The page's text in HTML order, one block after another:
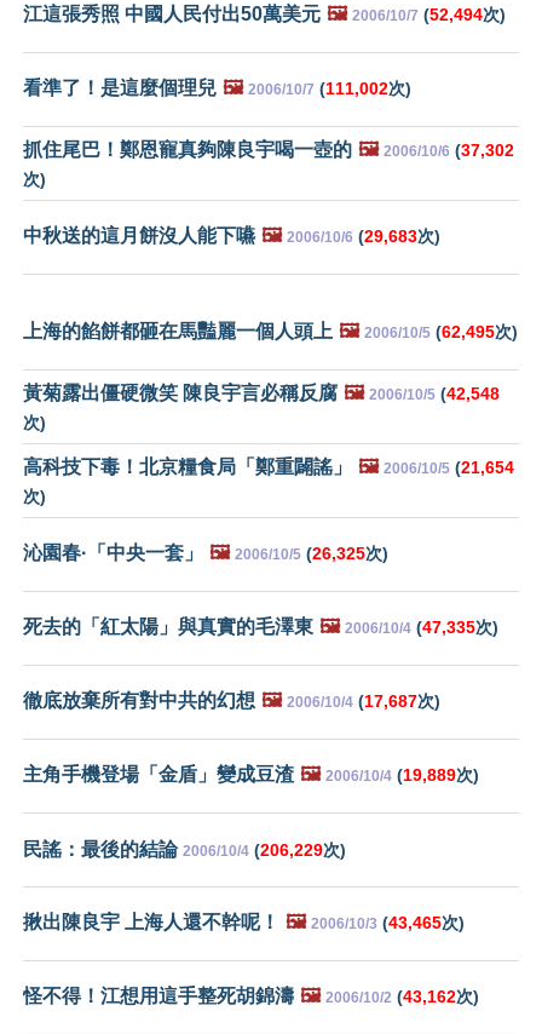
江這張秀照 中國人民付出50萬美元 🖼️ 2006/10/7 (52,494次)
看準了！是這麼個理兒 🖼️ 2006/10/7 (111,002次)
抓住尾巴！鄭恩寵真夠陳良宇喝一壺的 🖼️ 2006/10/6 (37,302
次)
中秋送的這月餅沒人能下嚥 🖼️ 2006/10/6 (29,683次)
上海的餡餅都砸在馬豔麗一個人頭上 🖼️ 2006/10/5 (62,495次)
黃菊露出僵硬微笑 陳良宇言必稱反腐 🖼️ 2006/10/5 (42,548
次)
高科技下毒！北京糧食局「鄭重闢謠」 🖼️ 2006/10/5 (21,654
次)
沁園春·「中央一套」 🖼️ 2006/10/5 (26,325次)
死去的「紅太陽」與真實的毛澤東 🖼️ 2006/10/4 (47,335次)
徹底放棄所有對中共的幻想 🖼️ 2006/10/4 (17,687次)
主角手機登場「金盾」變成豆渣 🖼️ 2006/10/4 (19,889次)
民謠：最後的結論 2006/10/4 (206,229次)
揪出陳良宇 上海人還不幹呢！ 🖼️ 2006/10/3 (43,465次)
怪不得！江想用這手整死胡錦濤 🖼️ 2006/10/2 (43,162次)